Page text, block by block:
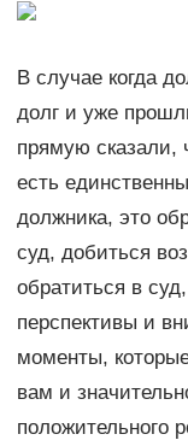
В случае когда
долг и уже
прямую сказали,
есть
должника, это
суд, добиться
обратиться в
перспективы и
моменты,
вам и
положительного